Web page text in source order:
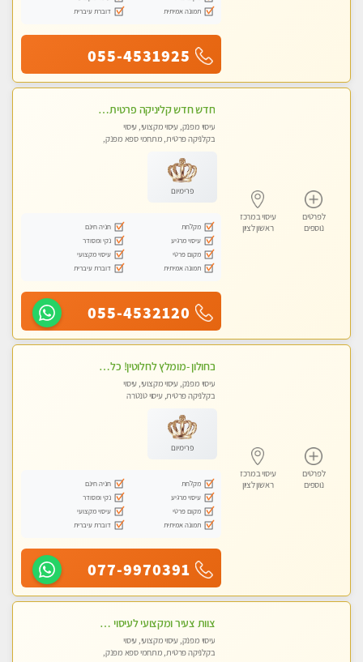
תמונה אמיתית
דוברת עיברית
055-4531925
לפרטים
נוספים
עיסוי במרכז
ראשון לציון
חדש חדש קליניקה פרטית לבריאות הגוף לעיסוי מקצועי ומפנק -שעות עבודה -10:00-23:00- ללא מין !!
עיסוי מפנק, עיסוי מקצועי, עיסוי
בקלניקה פרטית, מתחמי ספא מפנק,
פרימיום
מקלחת
חניה חינם
עיסוי מרגיע
נקי ומסודר
מקום פרטי
עיסוי מקצועי
תמונה אמיתית
דוברת עיברית
055-4532120
לפרטים
נוספים
עיסוי במרכז
ראשון לציון
בחולון -מומלץ לחלוטין! כל סוגי העיסויים מעסה מקצועית ואיכותית פרטי!!!
עיסוי מפנק, עיסוי מקצועי, עיסוי
בקלניקה פרטית, עיסוי טנטרה
פרימיום
מקלחת
חניה חינם
עיסוי מרגיע
נקי ומסודר
מקום פרטי
עיסוי מקצועי
תמונה אמיתית
דוברת עיברית
077-9970391
צוות צעיר ומקצועי לעיסוי VIP בקליניקה מפוארת באווירה חמה ונעימה מומלץ ביותר! חוויה מפנקת מאוד ... ללא מין !!
עיסוי מפנק, עיסוי מקצועי, עיסוי
בקלניקה פרטית, מתחמי ספא מפנק,